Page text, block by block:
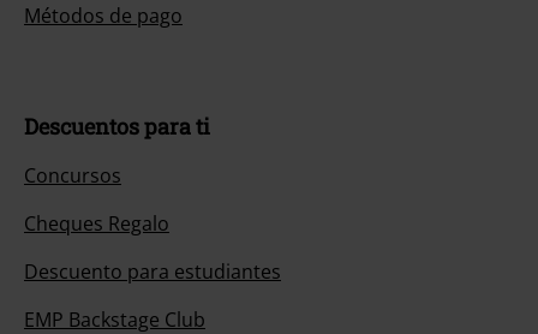
Métodos de pago
Descuentos para ti
Concursos
Cheques Regalo
Descuento para estudiantes
EMP Backstage Club